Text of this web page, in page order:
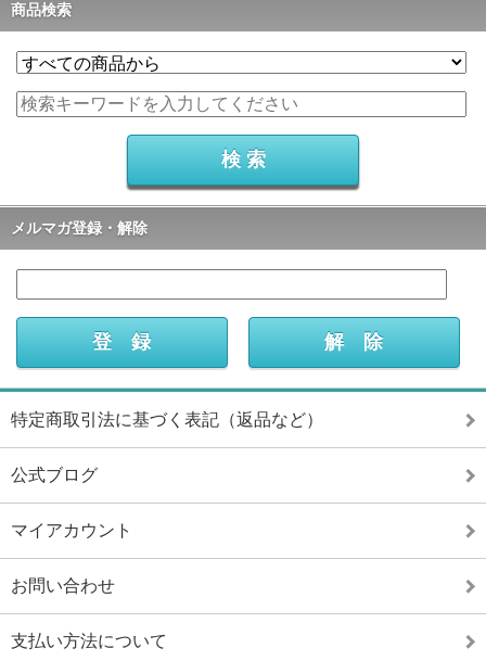
商品検索
メルマガ登録・解除
特定商取引法に基づく表記（返品など）
公式ブログ
マイアカウント
お問い合わせ
支払い方法について